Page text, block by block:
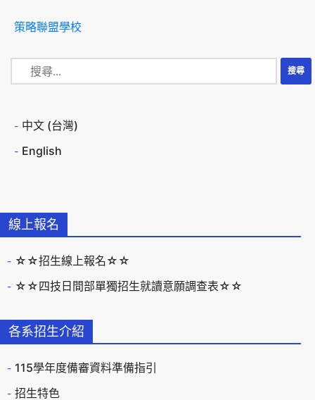
線上報名
☆☆招生線上報名☆☆
☆☆四技日間部單獨招生就讀意願調查表☆☆
各系招生介紹
115學年度備審資料準備指引
招生特色
策略聯盟學校
中文 (台灣)
English